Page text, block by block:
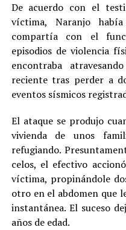
De acuerdo con el
víctima, Naranjo
compartía con el
episodios de violencia
encontraba
reciente tras perder a
eventos sísmicos
El ataque se produjo
vivienda de unos
refugiando.
celos, el efectivo
víctima, propinándole
otro en el abdomen que
instantánea. El suceso
años de edad.